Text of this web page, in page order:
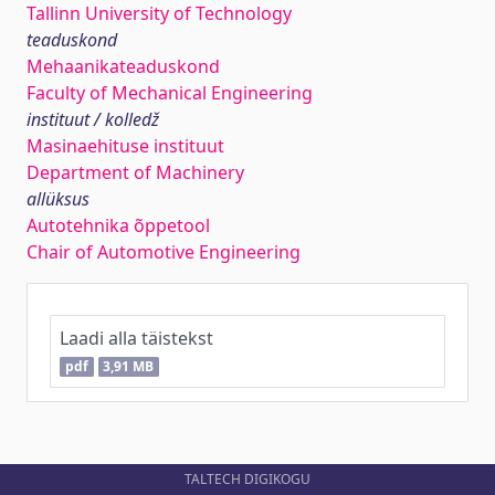
Tallinn University of Technology
teaduskond
Mehaanikateaduskond
Faculty of Mechanical Engineering
instituut / kolledž
Masinaehituse instituut
Department of Machinery
allüksus
Autotehnika õppetool
Chair of Automotive Engineering
Laadi alla täistekst
pdf 3,91 MB
TALTECH DIGIKOGU